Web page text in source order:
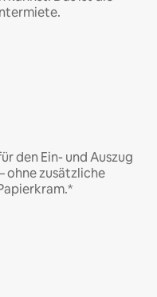
den Ein- und Auszug
ohne zusätzliche